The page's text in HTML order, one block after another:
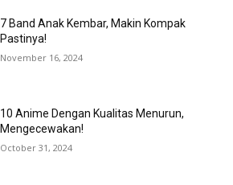
7 Band Anak Kembar, Makin Kompak
Pastinya!
November 16, 2024
10 Anime Dengan Kualitas Menurun,
Mengecewakan!
October 31, 2024